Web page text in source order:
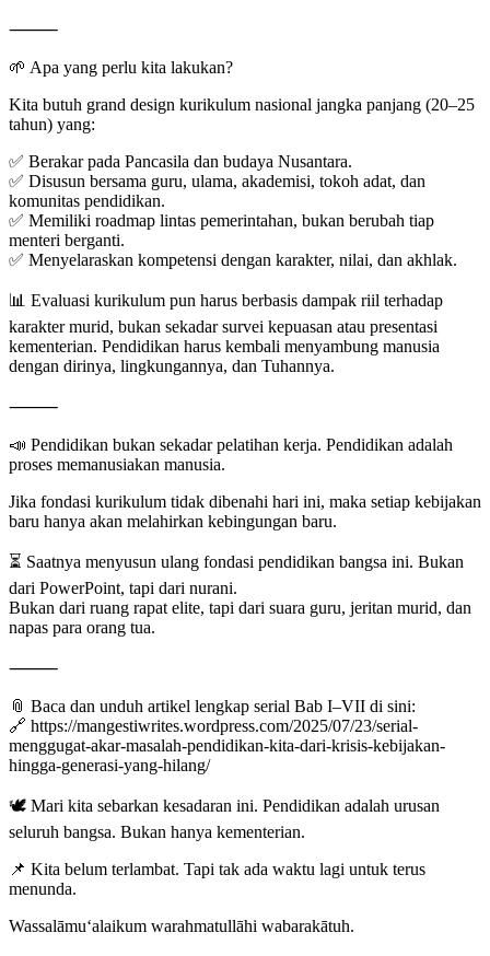
⸻
🌱 Apa yang perlu kita lakukan?
Kita butuh grand design kurikulum nasional jangka panjang (20–25
tahun) yang:
✅ Berakar pada Pancasila dan budaya Nusantara.
✅ Disusun bersama guru, ulama, akademisi, tokoh adat, dan
komunitas pendidikan.
✅ Memiliki roadmap lintas pemerintahan, bukan berubah tiap
menteri berganti.
✅ Menyelaraskan kompetensi dengan karakter, nilai, dan akhlak.
📊 Evaluasi kurikulum pun harus berbasis dampak riil terhadap
karakter murid, bukan sekadar survei kepuasan atau presentasi
kementerian. Pendidikan harus kembali menyambung manusia
dengan dirinya, lingkungannya, dan Tuhannya.
⸻
📣 Pendidikan bukan sekadar pelatihan kerja. Pendidikan adalah
proses memanusiakan manusia.
Jika fondasi kurikulum tidak dibenahi hari ini, maka setiap kebijakan
baru hanya akan melahirkan kebingungan baru.
⏳ Saatnya menyusun ulang fondasi pendidikan bangsa ini. Bukan
dari PowerPoint, tapi dari nurani.
Bukan dari ruang rapat elite, tapi dari suara guru, jeritan murid, dan
napas para orang tua.
⸻
📎 Baca dan unduh artikel lengkap serial Bab I–VII di sini:
🔗 https://mangestiwrites.wordpress.com/2025/07/23/serial-
menggugat-akar-masalah-pendidikan-kita-dari-krisis-kebijakan-
hingga-generasi-yang-hilang/
🕊️ Mari kita sebarkan kesadaran ini. Pendidikan adalah urusan
seluruh bangsa. Bukan hanya kementerian.
📌 Kita belum terlambat. Tapi tak ada waktu lagi untuk terus
menunda.
Wassalāmu‘alaikum warahmatullāhi wabarakātuh.